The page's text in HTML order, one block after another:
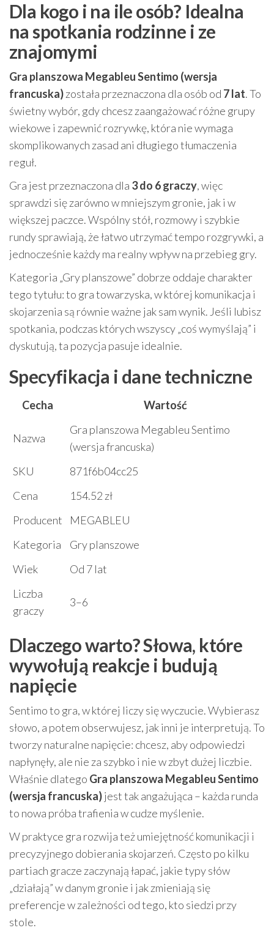
Dla kogo i na ile osób? Idealna
na spotkania rodzinne i ze
znajomymi
Gra planszowa Megableu Sentimo (wersja
francuska)została przeznaczona dla osób od 7 lat. To
świetny wybór, gdy chcesz zaangażować różne grupy
wiekowe i zapewnić rozrywkę, która nie wymaga
skomplikowanych zasad ani długiego tłumaczenia
reguł.
Gra jest przeznaczona dla 3 do 6 graczy, więc
sprawdzi się zarówno w mniejszym gronie, jak i w
większej paczce. Wspólny stół, rozmowy i szybkie
rundy sprawiają, że łatwo utrzymać tempo rozgrywki, a
jednocześnie każdy ma realny wpływ na przebieg gry.
Kategoria „Gry planszowe” dobrze oddaje charakter
tego tytułu: to gra towarzyska, w której komunikacja i
skojarzenia są równie ważne jak sam wynik. Jeśli lubisz
spotkania, podczas których wszyscy „coś wymyślają” i
dyskutują, ta pozycja pasuje idealnie.
Specyfikacja i dane techniczne
Cecha Wartość
Nazwa
Gra planszowa Megableu Sentimo
(wersja francuska)
SKU
871f6b04cc25
Cena
154.52 zł
Producent
MEGABLEU
Kategoria
Gry planszowe
Wiek
Od 7 lat
Liczba
graczy
3–6
Dlaczego warto? Słowa, które
wywołują reakcje i budują
napięcie
Sentimo to gra, w której liczy się wyczucie. Wybierasz
słowo, a potem obserwujesz, jak inni je interpretują. To
tworzy naturalne napięcie: chcesz, aby odpowiedzi
napłynęły, ale nie za szybko i nie w zbyt dużej liczbie.
Właśnie dlatego Gra planszowa Megableu Sentimo
(wersja francuska)jest tak angażująca – każda runda
to nowa próba trafienia w cudze myślenie.
W praktyce gra rozwija też umiejętność komunikacji i
precyzyjnego dobierania skojarzeń. Często po kilku
partiach gracze zaczynają łapać, jakie typy słów
„działają” w danym gronie i jak zmieniają się
preferencje w zależności od tego, kto siedzi przy
stole.